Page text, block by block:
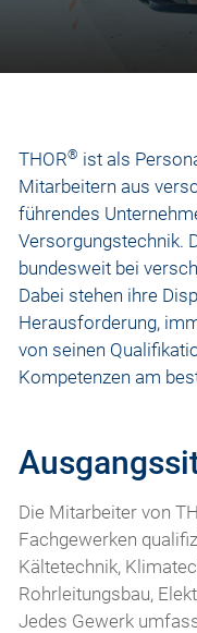
THOR® ist als
Mitarbeitern aus
führendes
Versorgungstechnik.
bundesweit bei
Dabei stehen ihre
Herausforderung,
von seinen
Kompetenzen am
Die Mitarbeiter von
Fachgewerken
Kältetechnik,
Rohrleitungsbau,
Jedes Gewerk